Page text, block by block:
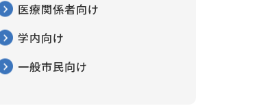
医療関係者向け
学内向け
一般市民向け